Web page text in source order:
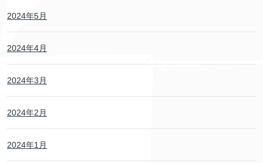
2024年5月
2024年4月
2024年3月
2024年2月
2024年1月